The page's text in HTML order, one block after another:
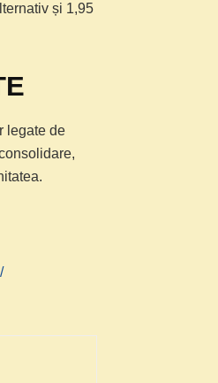
și 1,95
legate de